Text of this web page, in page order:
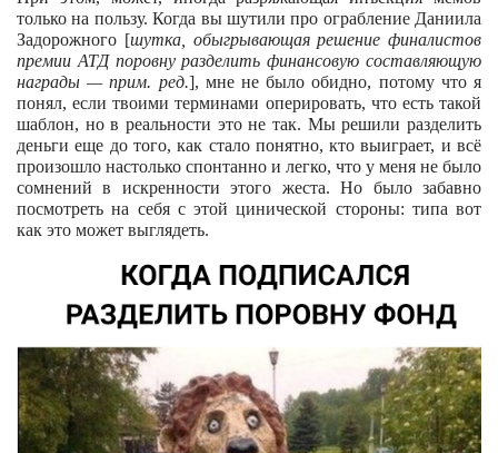
только на пользу. Когда вы шутили про ограбление Даниила
Задорожного [шутка, обыгрывающая решение финалистов
премии АТД поровну разделить финансовую составляющую
награды — прим. ред.], мне не было обидно, потому что я
понял, если твоими терминами оперировать, что есть такой
шаблон, но в реальности это не так. Мы решили разделить
деньги еще до того, как стало понятно, кто выиграет, и всё
произошло настолько спонтанно и легко, что у меня не было
сомнений в искренности этого жеста. Но было забавно
посмотреть на себя с этой цинической стороны: типа вот
как это может выглядеть.